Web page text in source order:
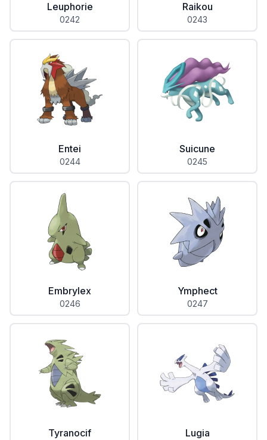
Leuphorie
0242
Raikou
0243
Entei
0244
Suicune
0245
Embrylex
0246
Ymphect
0247
Tyranocif Lugia